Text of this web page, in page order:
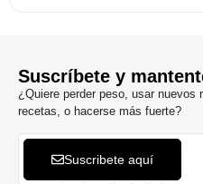
Suscríbete y
¿Quiere perder peso, usar nuevos
recetas, o hacerse más fuerte?
Suscribete aquí